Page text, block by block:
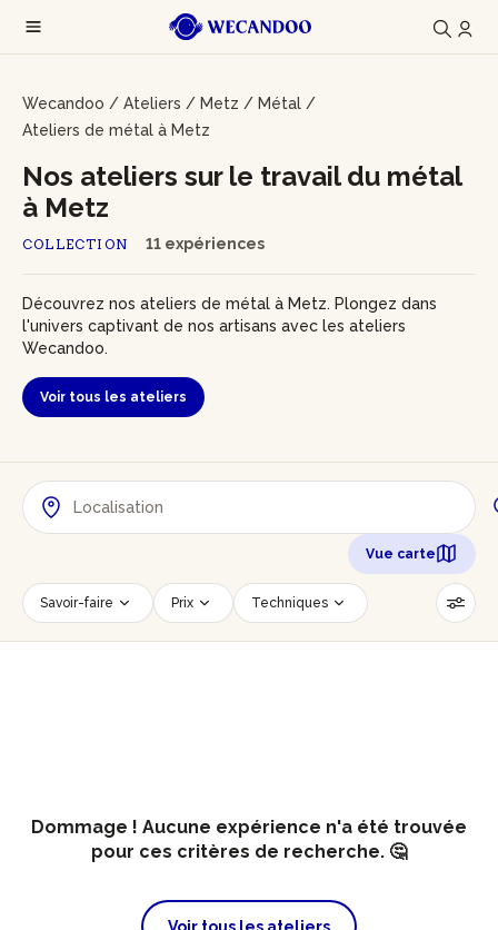
Wecandoo / Ateliers / Metz / Métal /
Ateliers de métal à Metz
COLLECTION 11 expériences
Nos ateliers sur le travail du métal
à Metz
Découvrez nos ateliers de métal à Metz. Plongez dans
l'univers captivant de nos artisans avec les ateliers
Wecandoo.
Voir tous les ateliers
Vue carte
Savoir-faire Prix Techniques
Date Créneau horaire
Dommage ! Aucune expérience n'a été trouvée
pour ces critères de recherche. 🤔